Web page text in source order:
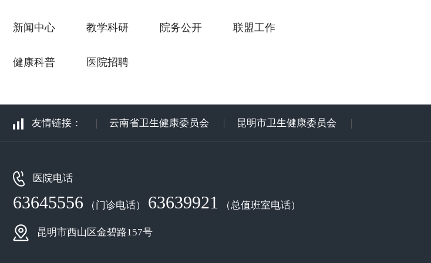
新闻中心 教学科研 院务公开 联盟工作
健康科普 医院招聘
友情链接： | 云南省卫生健康委员会 | 昆明市卫生健康委员会 |
医院电话
63645556 （门诊电话） 63639921 （总值班室电话）
昆明市西山区金碧路157号